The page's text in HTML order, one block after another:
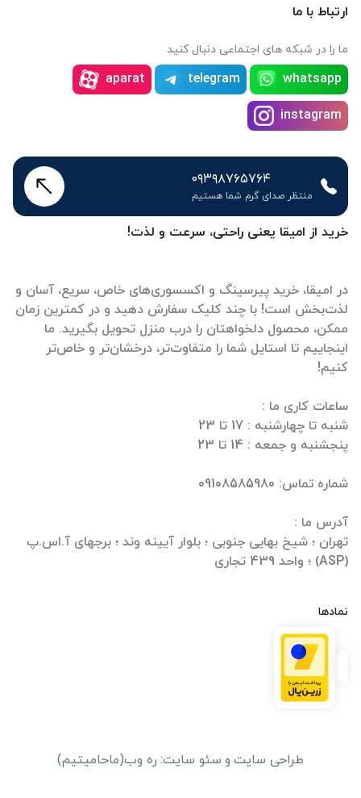
خرید از امیقا یعنی راحتی، سرعت و لذت!
در امیقا، خرید پیرسینگ و اکسسوری‌های خاص، سریع، آسان و
لذت‌بخش است! با چند کلیک سفارش دهید و در کمترین زمان
ممکن، محصول دلخواهتان را درب منزل تحویل بگیرید. ما
اینجاییم تا استایل شما را متفاوت‌تر، درخشان‌تر و خاص‌تر
تهران ؛ شیخ بهایی جنوبی ؛ بلوار آیینه وند ؛ برجهای آ.اس.پ
(ASP) ؛ واحد 439 تجاری
نمادها
ارتباط با ما
ما را در شبکه های اجتماعی دنبال کنید
whatsapp
telegram
aparat
instagram
۰۹۳۹۸۷۶۵۷۶۴
منتظر صدای گرم شما هستیم
طراحی سایت و سئو سایت: ره وب(ماحامیتیم)